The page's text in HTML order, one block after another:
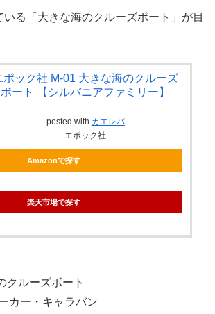
いる「大きな海のクルーズボート」が目
ポック社 M-01 大きな海のクルーズ
ボート 【シルバニアファミリー】
posted with カエレバ
エポック社
Amazonで探す
楽天市場で探す
クルーズボート
カー・キャラバン